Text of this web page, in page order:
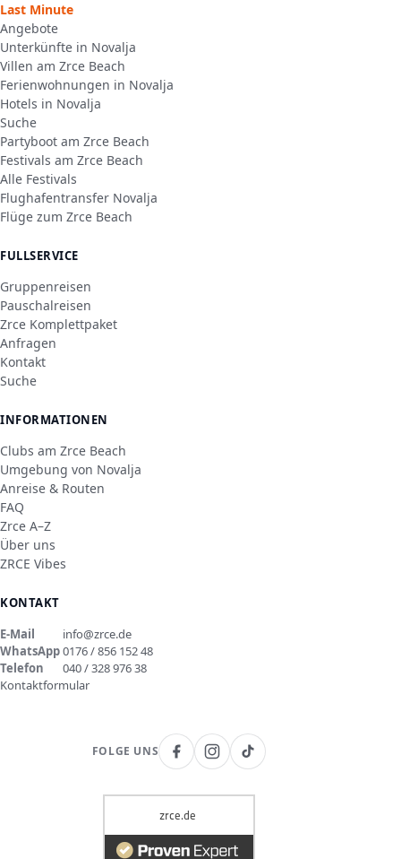
Last Minute
Angebote
Unterkünfte in Novalja
Villen am Zrce Beach
Ferienwohnungen in Novalja
Hotels in Novalja
Suche
Partyboot am Zrce Beach
Festivals am Zrce Beach
Alle Festivals
Flughafentransfer Novalja
Flüge zum Zrce Beach
FULLSERVICE
Gruppenreisen
Pauschalreisen
Zrce Komplettpaket
Anfragen
Kontakt
Suche
INFORMATIONEN
Clubs am Zrce Beach
Umgebung von Novalja
Anreise & Routen
FAQ
Zrce A–Z
Über uns
ZRCE Vibes
KONTAKT
E-Mail
info@zrce.de
WhatsApp0176 / 856 152 48
Telefon
040 / 328 976 38
Kontaktformular
FOLGE UNS